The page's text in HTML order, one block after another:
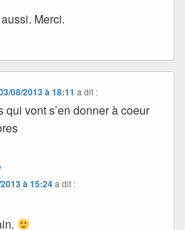
Merci.
08/2013 à 18:11 a dit :
qui vont s’en donner à coeur
à 15:24a dit :